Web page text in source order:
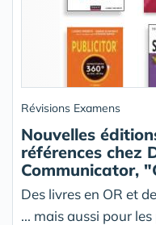
Révisions Examens
Nouvelles
références chez
Communicator,
Des livres en OR et
... mais aussi pour